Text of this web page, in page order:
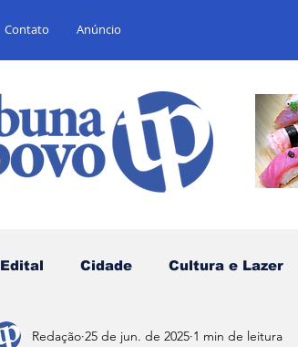
Contato Anúncio
Edital Cidade Cultura e Lazer
Educação Esportes
Redação 25 de jun. de 2025 1 min de leitura